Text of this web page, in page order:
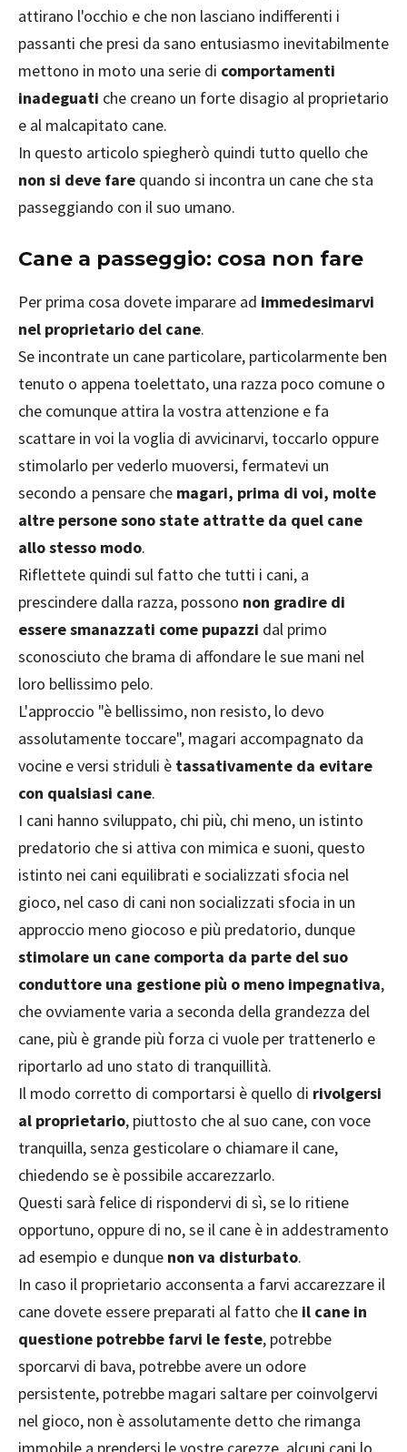
attirano l'occhio e che non lasciano indifferenti i
passanti che presi da sano entusiasmo inevitabilmente
mettono in moto una serie di comportamenti
inadeguati che creano un forte disagio al proprietario
e al malcapitato cane.
In questo articolo spiegherò quindi tutto quello che
non si deve fare quando si incontra un cane che sta
passeggiando con il suo umano.
Cane a passeggio: cosa non fare
Per prima cosa dovete imparare ad immedesimarvi
nel proprietario del cane.
Se incontrate un cane particolare, particolarmente ben
tenuto o appena toelettato, una razza poco comune o
che comunque attira la vostra attenzione e fa
scattare in voi la voglia di avvicinarvi, toccarlo oppure
stimolarlo per vederlo muoversi, fermatevi un
secondo a pensare che magari, prima di voi, molte
altre persone sono state attratte da quel cane
allo stesso modo.
Riflettete quindi sul fatto che tutti i cani, a
prescindere dalla razza, possono non gradire di
essere smanazzati come pupazzi dal primo
sconosciuto che brama di affondare le sue mani nel
loro bellissimo pelo.
L'approccio "è bellissimo, non resisto, lo devo
assolutamente toccare", magari accompagnato da
vocine e versi striduli è tassativamente da evitare
con qualsiasi cane.
I cani hanno sviluppato, chi più, chi meno, un istinto
predatorio che si attiva con mimica e suoni, questo
istinto nei cani equilibrati e socializzati sfocia nel
gioco, nel caso di cani non socializzati sfocia in un
approccio meno giocoso e più predatorio, dunque
stimolare un cane comporta da parte del suo
conduttore una gestione più o meno impegnativa,
che ovviamente varia a seconda della grandezza del
cane, più è grande più forza ci vuole per trattenerlo e
riportarlo ad uno stato di tranquillità.
Il modo corretto di comportarsi è quello di rivolgersi
al proprietario, piuttosto che al suo cane, con voce
tranquilla, senza gesticolare o chiamare il cane,
chiedendo se è possibile accarezzarlo.
Questi sarà felice di rispondervi di sì, se lo ritiene
opportuno, oppure di no, se il cane è in addestramento
ad esempio e dunque non va disturbato.
In caso il proprietario acconsenta a farvi accarezzare il
cane dovete essere preparati al fatto che il cane in
questione potrebbe farvi le feste, potrebbe
sporcarvi di bava, potrebbe avere un odore
persistente, potrebbe magari saltare per coinvolgervi
nel gioco, non è assolutamente detto che rimanga